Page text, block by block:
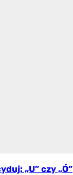
„U” czy „Ó”